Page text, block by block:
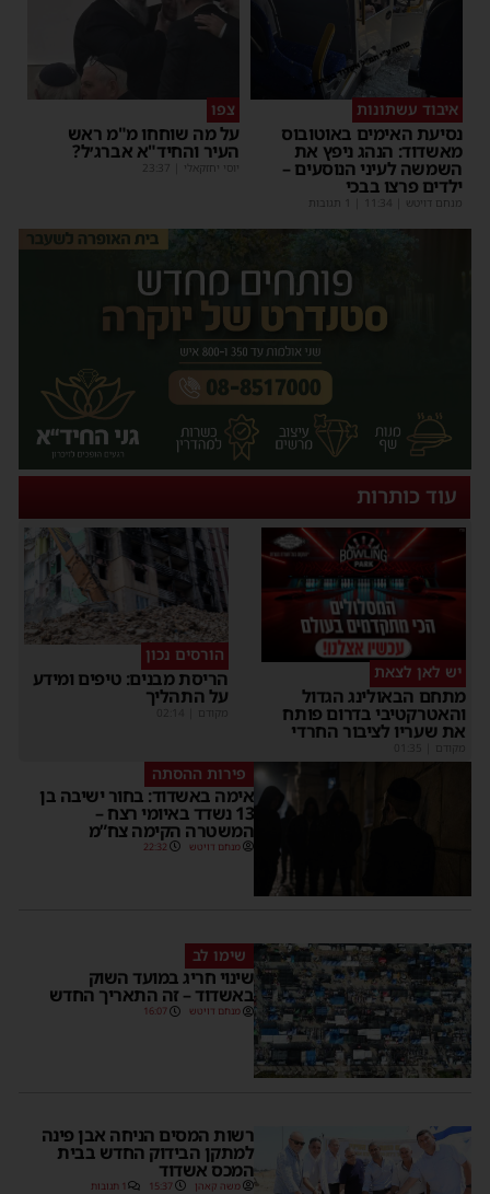
איבוד עשתונות
נסיעת האימים באוטובוס
מאשדוד: הנהג ניפץ את
השמשה לעיני הנוסעים –
ילדים פרצו בבכי
מנחם דויטש 11:34
צפו
על מה שוחחו מ"מ ראש
העיר והחיד"א אברג׳ל?
יוסי יחזקאלי 23:37
עוד כותרות
יש לאן לצאת
מתחם הבאולינג הגדול
והאטרקטיבי בדרום פותח
את שעריו לציבור החרדי
מקודם
הורסים נכון
הריסת מבנים: טיפים ומידע
על התהליך
מקודם
פירות ההסתה
אימה באשדוד: בחור ישיבה בן
13 נשדד באיומי רצח –
המשטרה הקימה צח”מ
מנחם דויטש 22:32
שימו לב
שינוי חריג במועד השוק
באשדוד – זה התאריך החדש
מנחם דויטש 16:07
רשות המסים הניחה אבן פינה
למתקן הבידוק החדש בבית
המכס אשדוד
משה קאהן 15:37 1 תגובות